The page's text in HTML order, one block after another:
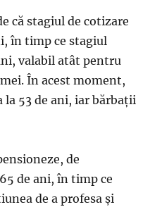
că stagiul de cotizare
în timp ce stagiul
valabil atât pentru
În acest moment,
la 53 de ani, iar bărbații
de
de ani, în timp ce
de a profesa și